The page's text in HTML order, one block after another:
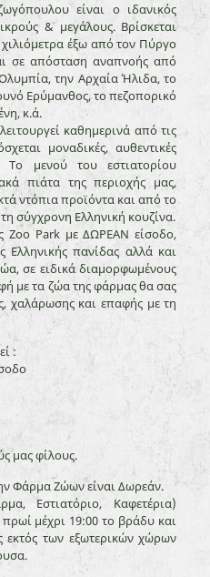
είναι ο ιδανικός
& μεγάλους. Βρίσκεται
έξω από τον Πύργο
σε απόσταση αναπνοής από
την Αρχαία Ήλιδα, το
Ερύμανθος, το πεζοπορικό
κ.ά.
καθημερινά από τις
μοναδικές, αυθεντικές
Το μενού του εστιατορίου
πιάτα της περιοχής μας,
ντόπια προϊόντα και από το
σύγχρονη Ελληνική κουζίνα.
Zoo Park με ΔΩΡΕΑΝ είσοδο,
Ελληνικής πανίδας αλλά και
σε ειδικά διαμορφωμένους
με τα ζώα της φάρμας θα σας
χαλάρωσης και επαφής με τη
:
μας φίλους.
Φάρμα Ζώων είναι Δωρεάν.
Εστιατόριο, Καφετέρια)
μέχρι 19:00 το βράδυ και
εκτός των εξωτερικών χώρων